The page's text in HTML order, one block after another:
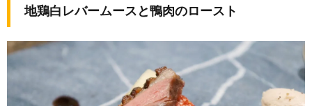
地鶏白レバームースと鴨肉のロースト